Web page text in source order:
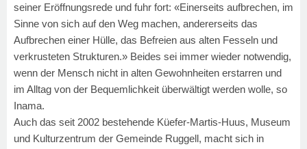
seiner Eröffnungsrede und fuhr fort: «Einerseits aufbrechen, im
Sinne von sich auf den Weg machen, andererseits das
Aufbrechen einer Hülle, das Befreien aus alten Fesseln und
verkrusteten Strukturen.» Beides sei immer wieder notwendig,
wenn der Mensch nicht in alten Gewohnheiten erstarren und
im Alltag von der Bequemlichkeit überwältigt werden wolle, so
Inama.
Auch das seit 2002 bestehende Küefer-Martis-Huus, Museum
und Kulturzentrum der Gemeinde Ruggell, macht sich in